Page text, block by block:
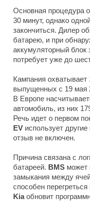
Основная процедура
30 минут, однако
закончиться. Дилер
батарею, и при
аккумуляторный блок
потребует уже до
Кампания охватывает
выпущенных с 19 мая
В Европе
автомобиль, из них
Речь идет о первом
EV использует
отзыв не включен.
Причина связана с
батареей. BMS может
замыкания между
способен
Kiaобновит